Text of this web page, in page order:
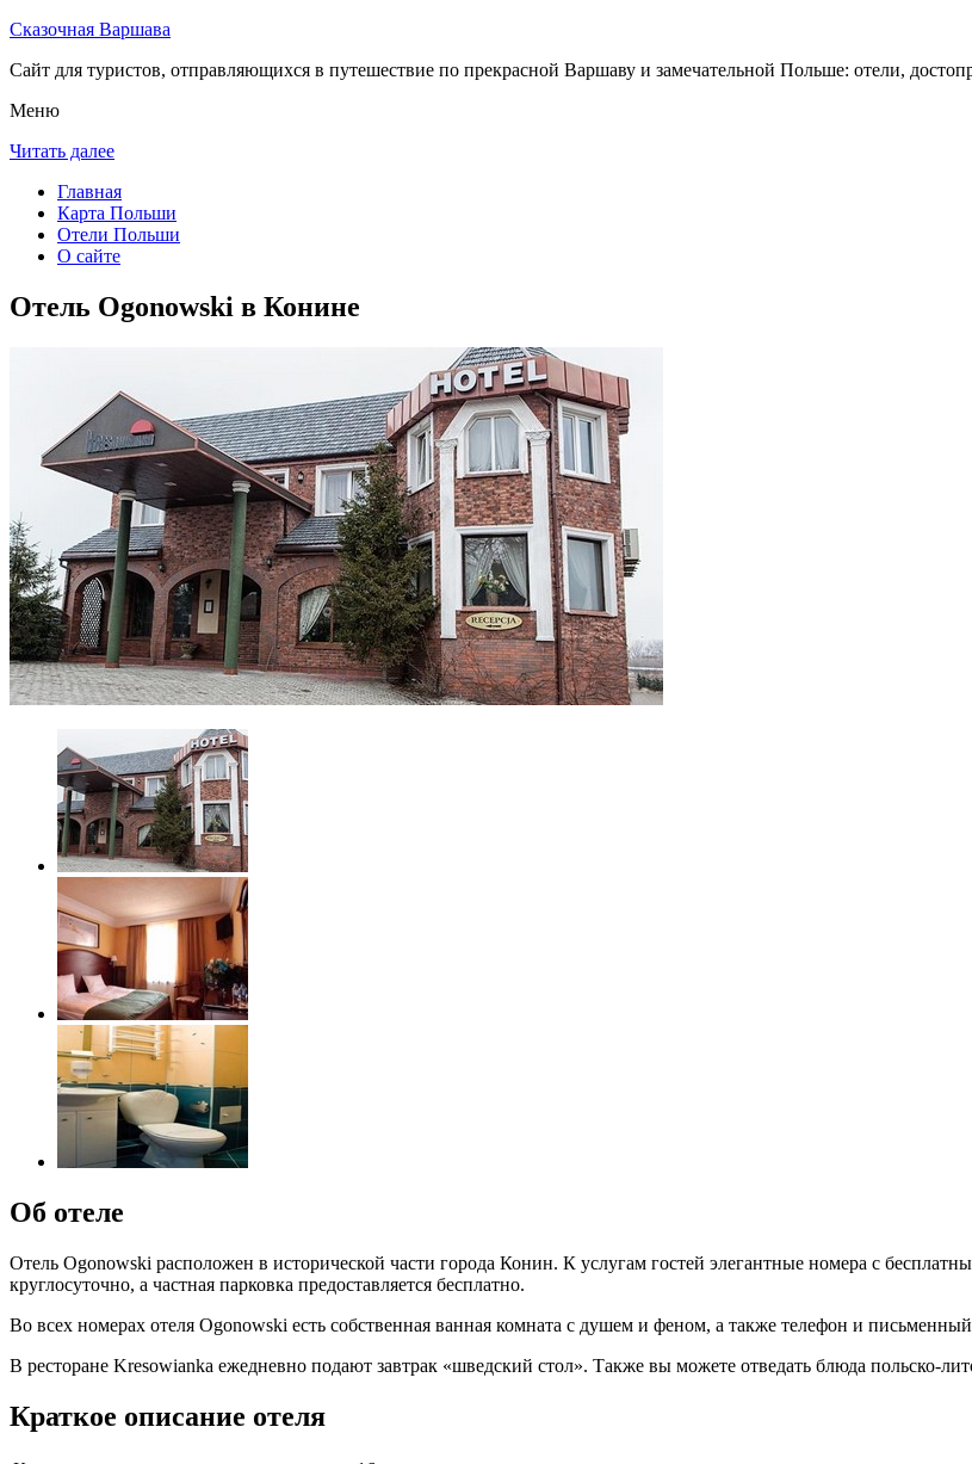
Сказочная Варшава
Сайт для туристов, отправляющихся в путешествие по прекрасной Варшаву и замечательной Польше: отели,
Меню
Читать далее
Главная
Карта Польши
Отели Польши
О сайте
Отель Ogonowski в Конине
Об отеле
Отель Ogonowski расположен в исторической части города Конин. К услугам гостей элегантные номера с
круглосуточно, а частная парковка предоставляется бесплатно.
Во всех номерах отеля Ogonowski есть собственная ванная комната с душем и феном, а также телефон и
В ресторане Kresowianka ежедневно подают завтрак «шведский стол». Также вы можете отведать блюда польско-
Краткое описание отеля